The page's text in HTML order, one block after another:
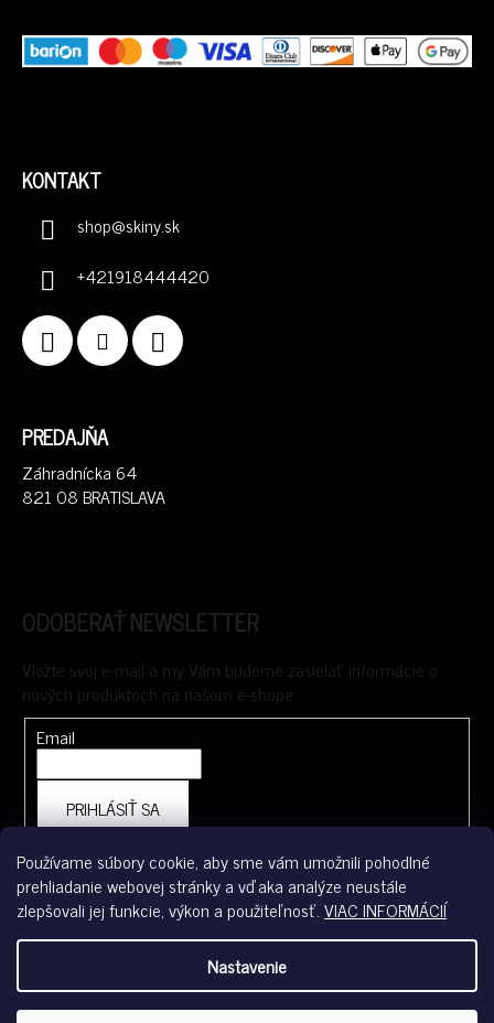
Používame súbory cookie, aby sme vám umožnili pohodlné
prehliadanie webovej stránky a vďaka analýze neustále
zlepšovali jej funkcie, výkon a použiteľnosť.VIAC INFORMÁCIÍ
Nastavenie
KONTAKT
shop@skiny.sk
+421918444420
PREDAJŇA
Záhradnícka 64
821 08 BRATISLAVA
ODOBERAŤ NEWSLETTER
Vložte svoj e-mail a my Vám budeme zasielať informácie o
nových produktoch na našom e-shope.
Email
PRIHLÁSIŤ SA
FACEBOOK